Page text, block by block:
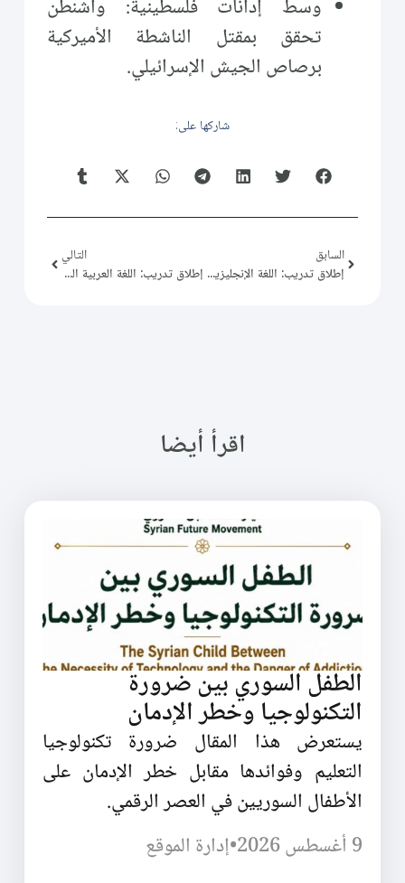
وسط إدانات فلسطينية: واشنطن
تحقق بمقتل الناشطة الأميركية
برصاص الجيش الإسرائيلي.
شاركها على:
السابق
إطلاق تدريب: اللغة الإنجليزية المستوى 1
التالي
إطلاق تدريب: اللغة العربية المستوى 2
اقرأ أيضا
الطفل السوري بين ضرورة
التكنولوجيا وخطر الإدمان
يستعرض هذا المقال ضرورة تكنولوجيا
التعليم وفوائدها مقابل خطر الإدمان على
الأطفال السوريين في العصر الرقمي.
9 أغسطس 2026
•إدارة الموقع